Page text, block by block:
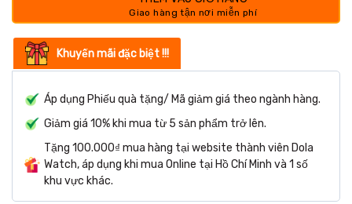
Khuyến mãi đặc biệt !!!
Áp dụng Phiếu quà tặng/ Mã giảm giá theo ngành hàng.
Giảm giá 10% khi mua từ 5 sản phẩm trở lên.
Tặng 100.000₫ mua hàng tại website thành viên Dola
Watch, áp dụng khi mua Online tại Hồ Chí Minh và 1 số
khu vực khác.